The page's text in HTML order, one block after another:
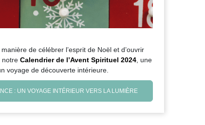
de célébrer l’esprit de Noël et d’ouvrir
notreCalendrier de l’Avent Spirituel 2024 , une
voyage de découverte intérieure.
: UN VOYAGE INTÉRIEUR VERS LA LUMIÈRE